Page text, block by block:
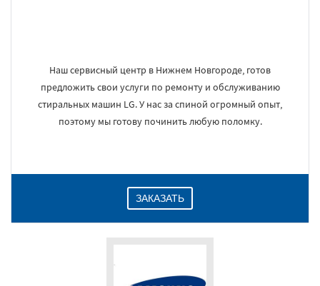
Наш сервисный центр в Нижнем Новгороде, готов
предложить свои услуги по ремонту и обслуживанию
стиральных машин LG. У нас за спиной огромный опыт,
поэтому мы готову починить любую поломку.
ЗАКАЗАТЬ